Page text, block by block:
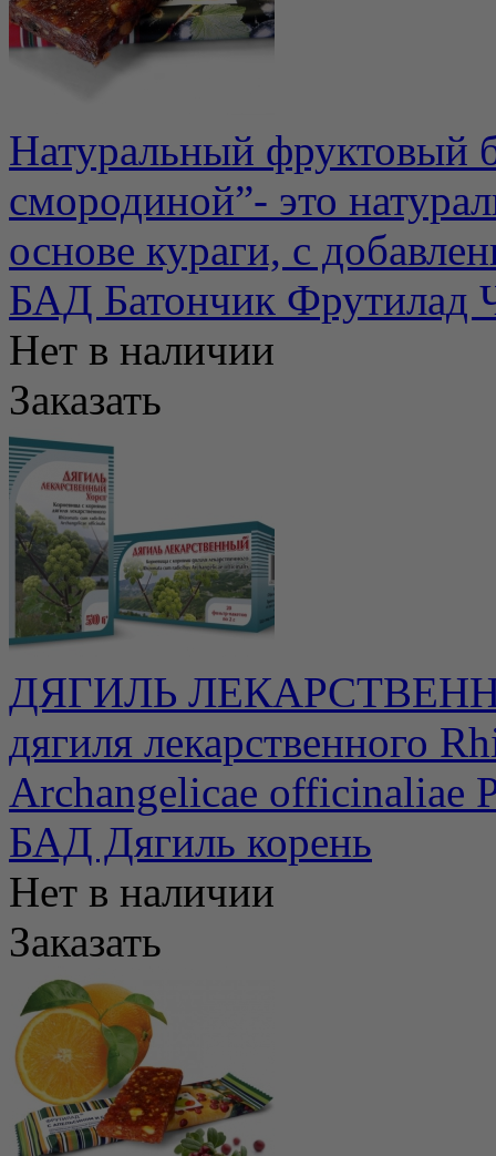
Натуральный фруктовый
смородиной”- это
основе кураги, с
БАД Батончик Фрутилад
Нет в наличии
Заказать
ДЯГИЛЬ
дягиля лекарственного
Archangelicae officinaliae
БАД Дягиль корень
Нет в наличии
Заказать